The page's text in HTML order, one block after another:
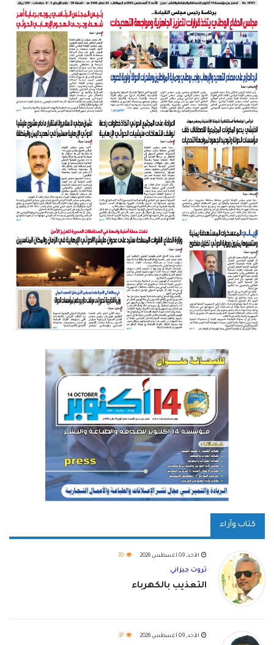
كتاب وآراء
الأحد, 09 أغسطس 2026 70
ثروت جيزاني
التعذيب بالكهرباء
الأحد, 09 أغسطس 2026 37